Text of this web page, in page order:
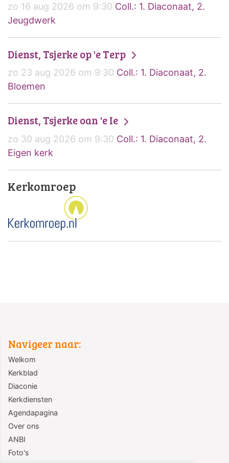
zo 16 aug 2026 om 9:30 Coll.: 1. Diaconaat, 2.
Jeugdwerk
Dienst, Tsjerke op 'e Terp
zo 23 aug 2026 om 9:30 Coll.: 1. Diaconaat, 2.
Bloemen
Dienst, Tsjerke oan 'e Ie
zo 30 aug 2026 om 9:30 Coll.: 1. Diaconaat, 2.
Eigen kerk
Kerkomroep
Navigeer naar:
Welkom
Kerkblad
Diaconie
Kerkdiensten
Agendapagina
Over ons
ANBI
Foto's